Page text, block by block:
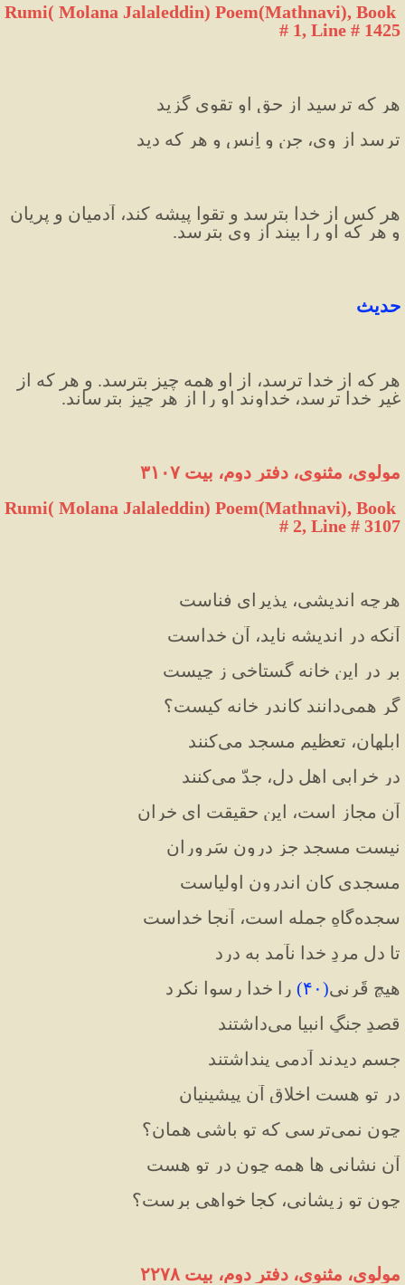
Rumi( Molana Jalaleddin) Poem(Mathnavi), Book
# 1, Line # 1425
هر که ترسید از حق او تقوی گزید
ترسد از وی، جِن و اِنس و هر که دید
و هر که او را بیند از وی بترسد.
حدیث
غیر خدا ترسد، خداوند او را از هر چیز بترساند.
مولوی، مثنوی، دفتر دوم، بیت ۳۱۰۷
Rumi( Molana Jalaleddin) Poem(Mathnavi), Book
# 2, Line # 3107
هرچه اندیشی، پذیرای فناست
آنکه در اندیشه ناید، آن خداست
بر درِ این خانه گستاخی ز چیست
گر همی‌دانند کاندر خانه کیست؟
ابلهان، تعظیمِ مسجد می‌کنند
در خرابی اهلِ دل، جِدّ می‌کنند
آن مجاز است، این حقیقت ای خران
نیست مسجد جز درونِ سَروران
مسجدی کان اندرونِ اولیاست
سجده‌گاهِ جمله است، آنجا خداست
تا دلِ مردِ خدا نآمد به درد
هیچ قَرنی(۴۰) را خدا رسوا نکرد
قصدِ جنگِ انبیا می‌داشتند
جسم دیدند آدمی پنداشتند
در تو هست اخلاقِ آن پیشینیان
چون نمی‌ترسی که تو باشی همان؟
آن نشانی ها همه چون در تو هست
چون تو زیشانی، کجا خواهی برست؟
مولوی، مثنوی، دفتر دوم، بیت ۲۲۷۸